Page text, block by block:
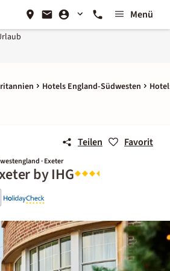
Menü
Hotels England-Südwesten
Teilen Favorit
· Exeter
by IHG